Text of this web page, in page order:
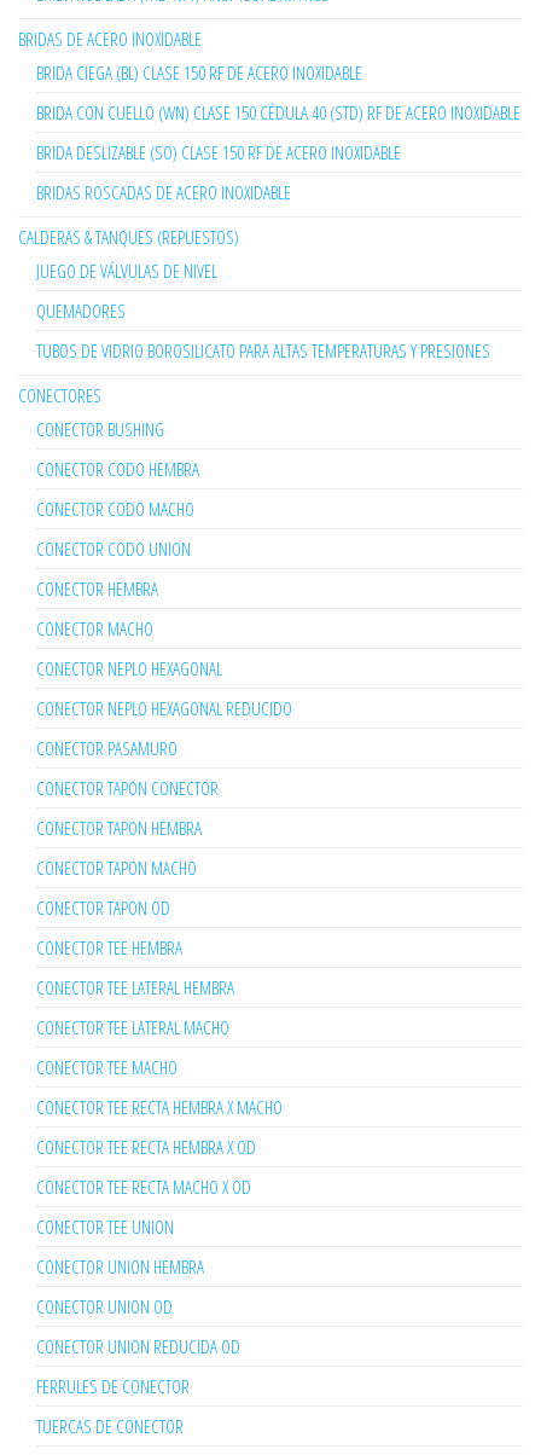
BRIDAS DE ACERO INOXIDABLE
BRIDA CIEGA (BL) CLASE 150 RF DE ACERO INOXIDABLE
BRIDA CON CUELLO (WN) CLASE 150 CÉDULA 40 (STD) RF DE ACERO INOXIDABLE
BRIDA DESLIZABLE (SO) CLASE 150 RF DE ACERO INOXIDABLE
BRIDAS ROSCADAS DE ACERO INOXIDABLE
CALDERAS & TANQUES (REPUESTOS)
JUEGO DE VÁLVULAS DE NIVEL
QUEMADORES
TUBOS DE VIDRIO BOROSILICATO PARA ALTAS TEMPERATURAS Y PRESIONES
CONECTORES
CONECTOR BUSHING
CONECTOR CODO HEMBRA
CONECTOR CODO MACHO
CONECTOR CODO UNION
CONECTOR HEMBRA
CONECTOR MACHO
CONECTOR NEPLO HEXAGONAL
CONECTOR NEPLO HEXAGONAL REDUCIDO
CONECTOR PASAMURO
CONECTOR TAPON CONECTOR
CONECTOR TAPON HEMBRA
CONECTOR TAPON MACHO
CONECTOR TAPON OD
CONECTOR TEE HEMBRA
CONECTOR TEE LATERAL HEMBRA
CONECTOR TEE LATERAL MACHO
CONECTOR TEE MACHO
CONECTOR TEE RECTA HEMBRA X MACHO
CONECTOR TEE RECTA HEMBRA X OD
CONECTOR TEE RECTA MACHO X OD
CONECTOR TEE UNION
CONECTOR UNION HEMBRA
CONECTOR UNION OD
CONECTOR UNION REDUCIDA OD
FERRULES DE CONECTOR
TUERCAS DE CONECTOR